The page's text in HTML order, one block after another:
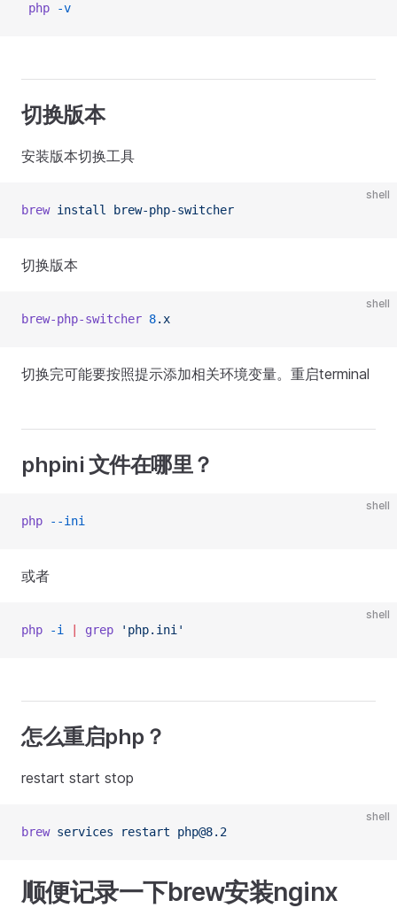
php -v
切换版本
安装版本切换工具
shell
brew install brew-php-switcher
切换版本
shell
brew-php-switcher 8.x
切换完可能要按照提示添加相关环境变量。重启terminal
phpini 文件在哪里？
shell
php --ini
或者
shell
php -i grep 'php.ini'
怎么重启php？
restart start stop
shell
brew services restart php@8.2
顺便记录一下brew安装nginx